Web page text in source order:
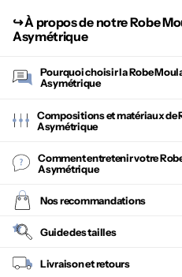
↪︎À propos de notre Robe
Asymétrique
Pourquoi choisir laRobe
Asymétrique
Compositions et matériaux de
Asymétrique
Comment entretenir votre
Asymétrique
Nos recommandations
Guide des tailles
Livraison et retours